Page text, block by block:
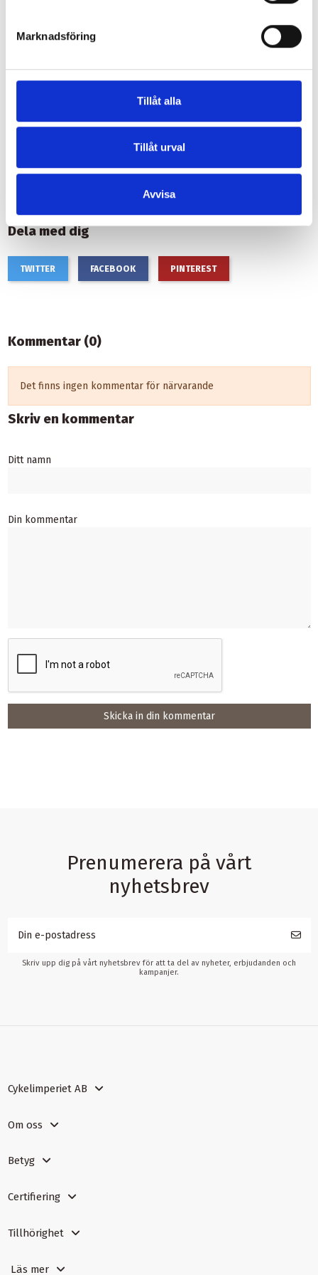
Marknadsföring
Tillåt alla
Tillåt urval
Avvisa
Tips: Låt en verkstad gå igenom cykeln minst en gång per år. För
dig som cyklar mycket eller året runt rekommenderas service
Sammanfattning
Genom att undvika dessa vanliga misstag kan du förlänga cykelns
livslängd, minska slitage och framför allt förbättra din säkerhet
och cykelglädje. Regelbunden kontroll, rätt smörjning och en
årlig service är investeringar som snabbt lönar sig – både i tid,
Dela med dig
TWITTER FACEBOOK PINTEREST
Kommentar (0)
Det finns ingen kommentar för närvarande
Skriv en kommentar
Ditt namn
Din kommentar
Skicka in din kommentar
Prenumerera på vårt
nyhetsbrev
Skriv upp dig på vårt nyhetsbrev för att ta del av nyheter, erbjudanden och
kampanjer.
Cykelimperiet AB
Om oss
Betyg
Certifiering
Tillhörighet
Läs mer